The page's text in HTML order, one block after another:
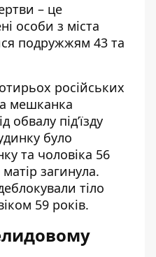
– це
особи з міста
подружжям 43 та
російських
мешканка
обвалу під’їзду
було
та чоловіка 56
загинула.
тіло
59 років.